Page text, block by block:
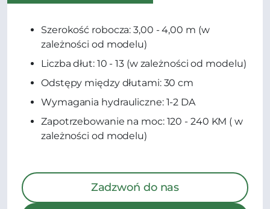
Szerokość robocza: 3,00 - 4,00 m (w
zależności od modelu)
Liczba dłut: 10 - 13 (w zależności od modelu)
Odstępy między dłutami: 30 cm
Wymagania hydrauliczne: 1-2 DA
Zapotrzebowanie na moc: 120 - 240 KM ( w
zależności od modelu)
Zadzwoń do nas